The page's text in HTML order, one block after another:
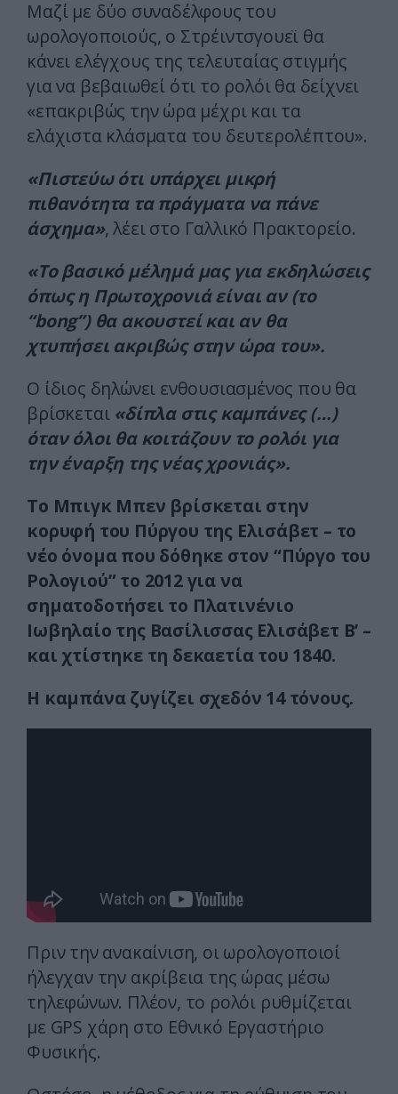
Μαζί με δύο συναδέλφους του
ωρολογοποιούς, ο Στρέιντσγουεϊ θα
κάνει ελέγχους της τελευταίας στιγμής
για να βεβαιωθεί ότι το ρολόι θα δείχνει
«επακριβώς την ώρα μέχρι και τα
ελάχιστα κλάσματα του δευτερολέπτου».
«Πιστεύω ότι υπάρχει μικρή
πιθανότητα τα πράγματα να πάνε
άσχημα», λέει στο Γαλλικό Πρακτορείο.
«Το βασικό μέλημά μας για εκδηλώσεις
όπως η Πρωτοχρονιά είναι αν (το
“bong”) θα ακουστεί και αν θα
χτυπήσει ακριβώς στην ώρα του».
Ο ίδιος δηλώνει ενθουσιασμένος που θα
βρίσκεται «δίπλα στις καμπάνες (…)
όταν όλοι θα κοιτάζουν το ρολόι για
την έναρξη της νέας χρονιάς».
Το Μπιγκ Μπεν βρίσκεται στην
κορυφή του Πύργου της Ελισάβετ – το
νέο όνομα που δόθηκε στον “Πύργο του
Ρολογιού” το 2012 για να
σηματοδοτήσει το Πλατινένιο
Ιωβηλαίο της Βασίλισσας Ελισάβετ Β’ –
και χτίστηκε τη δεκαετία του 1840.
Η καμπάνα ζυγίζει σχεδόν 14 τόνους.
Πριν την ανακαίνιση, οι ωρολογοποιοί
ήλεγχαν την ακρίβεια της ώρας μέσω
τηλεφώνων. Πλέον, το ρολόι ρυθμίζεται
με GPS χάρη στο Εθνικό Εργαστήριο
Φυσικής.